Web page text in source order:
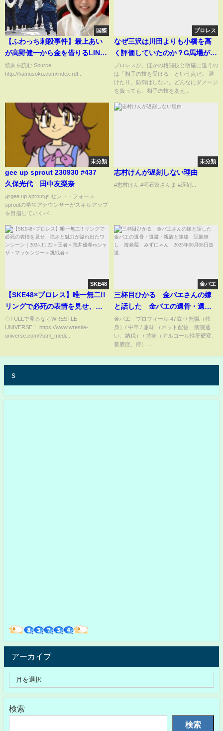
国際
【ふわっち刺殺事件】最上あい
が高野健一から金を借りるLINE
のやりとり ヤバすぎる・・・
続きを読む Source:
http://hamusoku.com/index.rdf...
プロレス
なぜ三沢は川田よりも小橋を高
く評価していたのか？G馬場が涙
した四天王プロレス #プロレ
ス #格闘技 #RIZIN
プロレスが、ほかの格闘技と明確に違うの
は「相手の技を受ける」という点だ。 避
けたり、防御はしない。どんなにダメージ
を負っても、相手の技をあえ...
未分類
gee up sprout 230930 #437
久保光代 田中友梨奈
🌿gee up sprout🌿 セント・フォース
sproutの学生アナウンサーがスキルアップ
を目指していくバ...
未分類
志村けんが遅刻しない理由
#志村けん #明石家さんま #遅刻...
SKE48
【SKE48×プロレス】唯一無二!!
リングで必死の表情を見せ、強
さと魅力が溢れ出たワンシーン
｜2024.11.22＜王者＞荒井優希
vsシャザ・マッケンジー＜挑戦
◇FULLで見るならWRESTLE
UNIVERSE！ https://www.wrestle-
universe.com/?utm_medi...
金バエ
三杯目ひかる 金バエさんの嫁
と話した 金バエの遺骨・遺
書・親族と連絡 証拠無し 海
老蔵 みずにゃん 2025年06月
08日放送
金バエ プロフィール 47歳♂/ 無職（独
身）/ 中卒 / 趣味 （ネット配信、病院通
い、納税） / 持病（アルコール性肝硬変、
蓄膿症、痔）...
s
アーカイブ
検索
検索